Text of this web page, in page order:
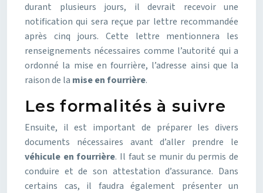
durant plusieurs jours, il devrait recevoir une
notification qui sera reçue par lettre recommandée
après cinq jours. Cette lettre mentionnera les
renseignements nécessaires comme l’autorité qui a
ordonné la mise en fourrière, l’adresse ainsi que la
raison de la mise en fourrière.
Les formalités à suivre
Ensuite, il est important de préparer les divers
documents nécessaires avant d’aller prendre le
véhicule en fourrière. Il faut se munir du permis de
conduire et de son attestation d’assurance. Dans
certains cas, il faudra également présenter un